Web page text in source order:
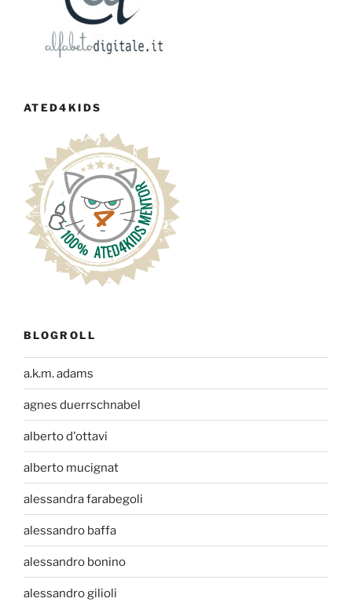
ATED4KIDS
BLOGROLL
a.k.m. adams
agnes duerrschnabel
alberto d'ottavi
alberto mucignat
alessandra farabegoli
alessandro baffa
alessandro bonino
alessandro gilioli